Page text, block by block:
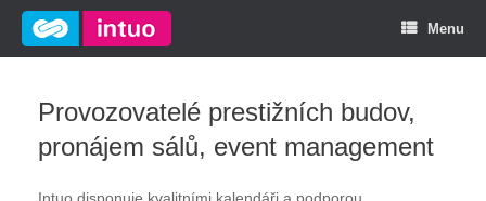
Menu
Provozovatelé prestižních budov,
pronájem sálů, event management